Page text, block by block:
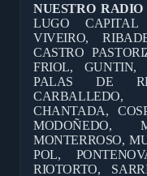
NUESTRO
LUGO
VIVEIRO,
CASTRO
FRIOL, GUNTIN,
PALAS DE
CARBALLEDO,
CHANTADA,
MODOÑEDO,
MONTERROSO,
POL,
RIOTORTO,